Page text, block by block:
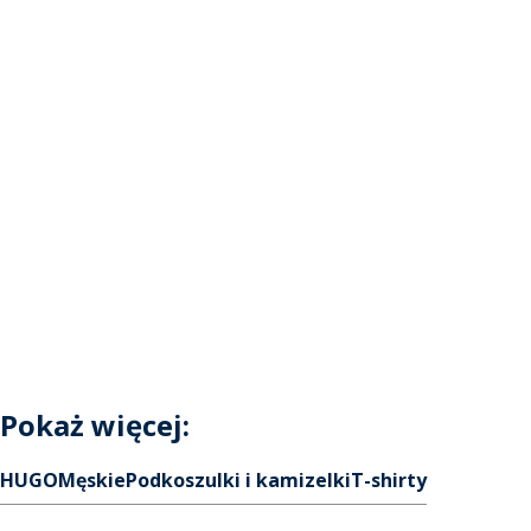
Pokaż więcej:
HUGOMęskiePodkoszulki i kamizelkiT-shirty